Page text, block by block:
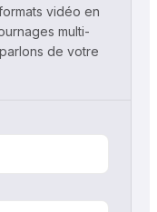
vidéo en
multi-
de votre